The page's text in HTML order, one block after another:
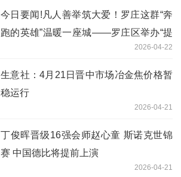
今日要闻!凡人善举筑大爱！罗庄这群“奔
跑的英雄”温暖一座城——罗庄区举办“提
升应急能力 赋能身边群众”文明实践活动
2026-04-22
生意社：4月21日晋中市场冶金焦价格暂
稳运行
2026-04-21
丁俊晖晋级16强会师赵心童 斯诺克世锦
赛 中国德比将提前上演
2026-04-21